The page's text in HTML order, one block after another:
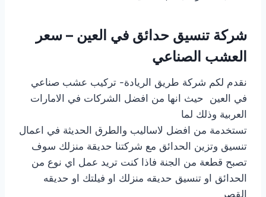
شركة تنسيق حدائق في العين – سعر
العشب الصناعي
نقدم لكم شركة طريق الريادة- تركيب عشب صناعي
في العين حيث انها من افضل الشركات في الامارات
العربية وذلك لما
تستخدمة من افضل لاساليب والطرق الحديثة في اعمال
تنسيق وتزين الحدائق مع شركتنا حديقة منزلك سوف
تصبح قطعة من الجنة فاذا كنت تريد عمل اي نوع من
الحدائق او تنسيق حديقه منزلك او فيلتك او حديقه
القصر